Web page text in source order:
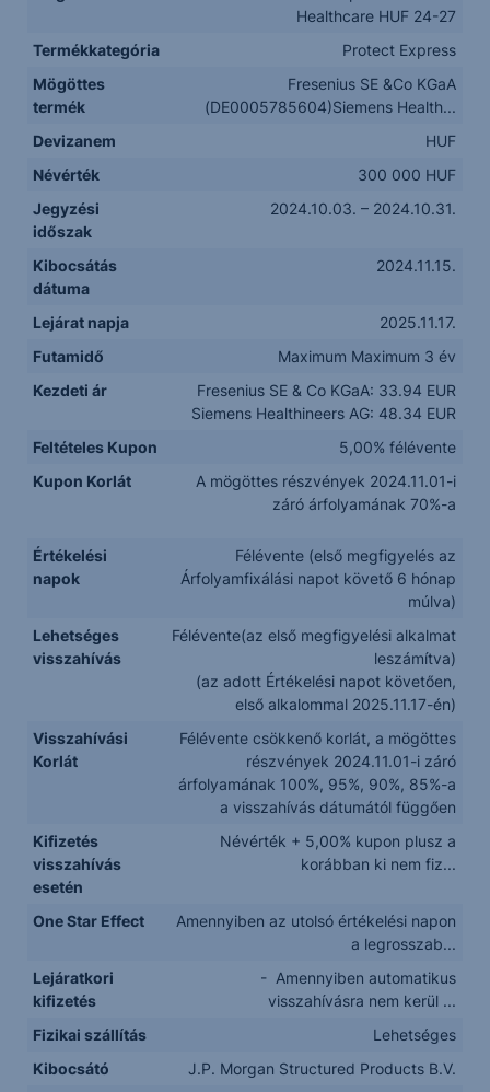
Healthcare HUF 24-27
Termékkategória
Protect Express
Mögöttes
termék
Fresenius SE &Co KGaA
(DE0005785604)Siemens Health...
Devizanem
HUF
Névérték
300 000 HUF
Jegyzési
időszak
2024.10.03. – 2024.10.31.
Kibocsátás
dátuma
2024.11.15.
Lejárat napja
2025.11.17.
Futamidő
Maximum Maximum 3 év
Kezdeti ár
Fresenius SE & Co KGaA: 33.94 EUR
Siemens Healthineers AG: 48.34 EUR
Feltételes Kupon
5,00% félévente
Kupon Korlát
A mögöttes részvények 2024.11.01-i
záró árfolyamának 70%-a
Értékelési
napok
Félévente (első megfigyelés az
Árfolyamfixálási napot követő 6 hónap
múlva)
Lehetséges
visszahívás
Félévente(az első megfigyelési alkalmat
leszámítva)
(az adott Értékelési napot követően,
első alkalommal 2025.11.17-én)
Visszahívási
Korlát
Félévente csökkenő korlát, a mögöttes
részvények 2024.11.01-i záró
árfolyamának 100%, 95%, 90%, 85%-a
a visszahívás dátumától függően
Kifizetés
visszahívás
esetén
Névérték + 5,00% kupon plusz a
korábban ki nem fiz...
One Star Effect
Amennyiben az utolsó értékelési napon
a legrosszab...
Lejáratkori
kifizetés
- Amennyiben automatikus
visszahívásra nem kerül ...
Fizikai szállítás
Lehetséges
Kibocsátó
J.P. Morgan Structured Products B.V.